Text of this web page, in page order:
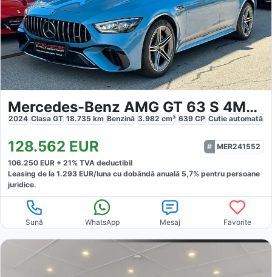
Mercedes-Benz AMG GT 63 S 4MATIC Limousine
2024 Clasa GT 18.735 km Benzină 3.982 cm³ 639 CP Cutie automată
128.562 EUR
MER241552
106.250 EUR + 21% TVA deductibil
Leasing de la 1.293 EUR/luna cu dobăndă anuală 5,7% pentru persoane
juridice.
Sună WhatsApp Mesaj Favorite